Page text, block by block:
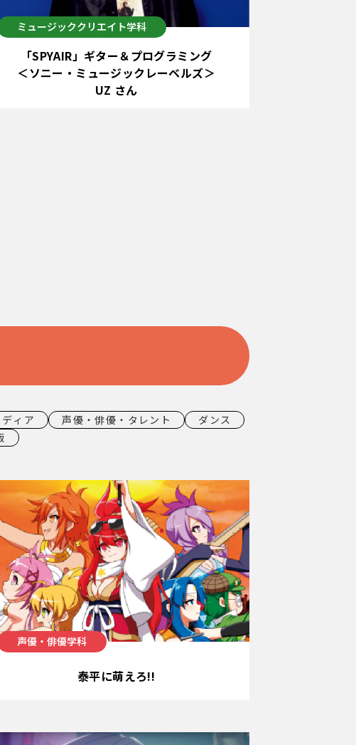
ミュージッククリエイト学科
「SPYAIR」ギター＆プログラミング
＜ソニー・ミュージックレーベルズ＞
UZ さん
ィア 声優・俳優・タレント
ダンス
声優・俳優学科
泰平に萌えろ!!